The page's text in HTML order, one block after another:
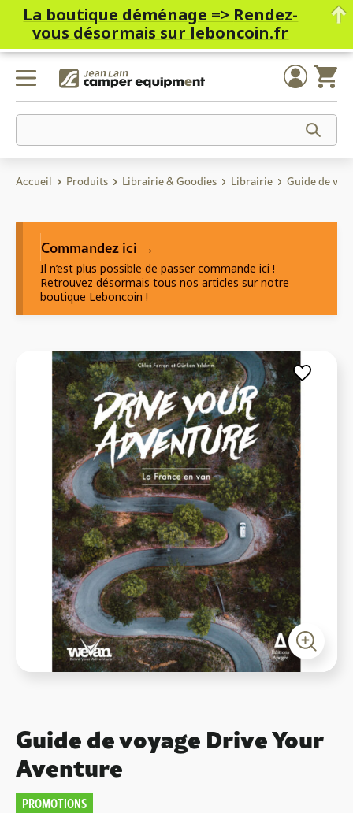
Skip
content
Accueil Produits Librairie & Goodies Librairie Guide de
Commandez ici →
Il n’est plus possible de passer commande ici !
Retrouvez désormais tous nos articles sur notre
boutique Leboncoin !
Guide de voyage Drive Your
Aventure
PROMOTIONS
La boutique déménage =>Rendez-
vous désormais sur leboncoin.fr